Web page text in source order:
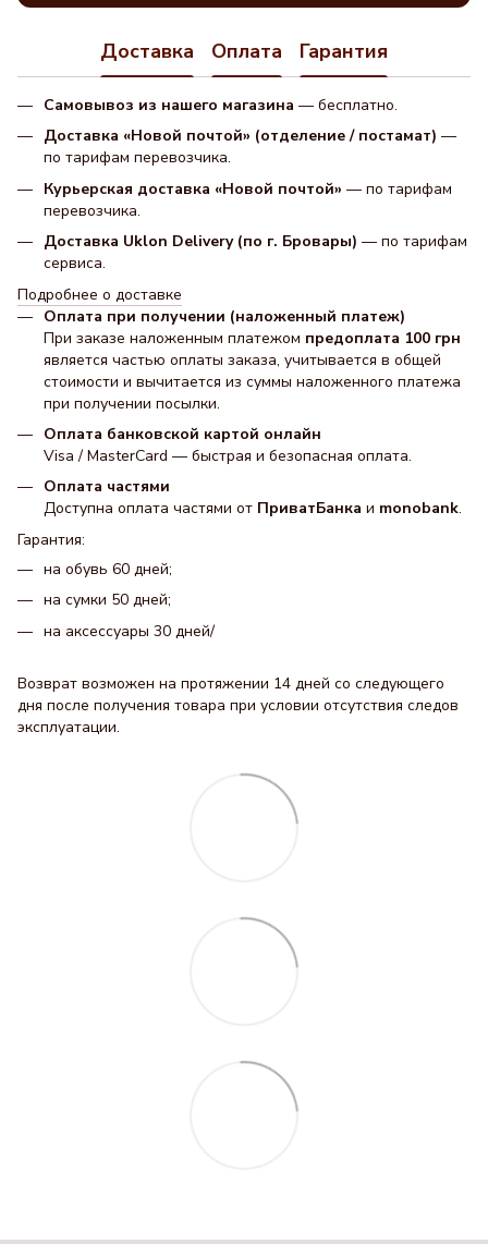
Доставка Оплата Гарантия
Самовывоз из нашего магазина — бесплатно.
Доставка «Новой почтой» (отделение / постамат) —
по тарифам перевозчика.
Курьерская доставка «Новой почтой» — по тарифам
перевозчика.
Доставка Uklon Delivery (по г. Бровары) — по тарифам
сервиса.
Подробнее о доставке
Оплата при получении (наложенный платеж)
При заказе наложенным платежом предоплата 100 грн
является частью оплаты заказа, учитывается в общей
стоимости и вычитается из суммы наложенного платежа
при получении посылки.
Оплата банковской картой онлайн
Visa / MasterCard — быстрая и безопасная оплата.
Оплата частями
Доступна оплата частями от ПриватБанка и monobank.
Гарантия:
на обувь 60 дней;
на сумки 50 дней;
на аксессуары 30 днeй/
Возврат возможен на протяжении 14 дней со следующего
дня после получения товара при условии отсутствия следов
эксплуатации.